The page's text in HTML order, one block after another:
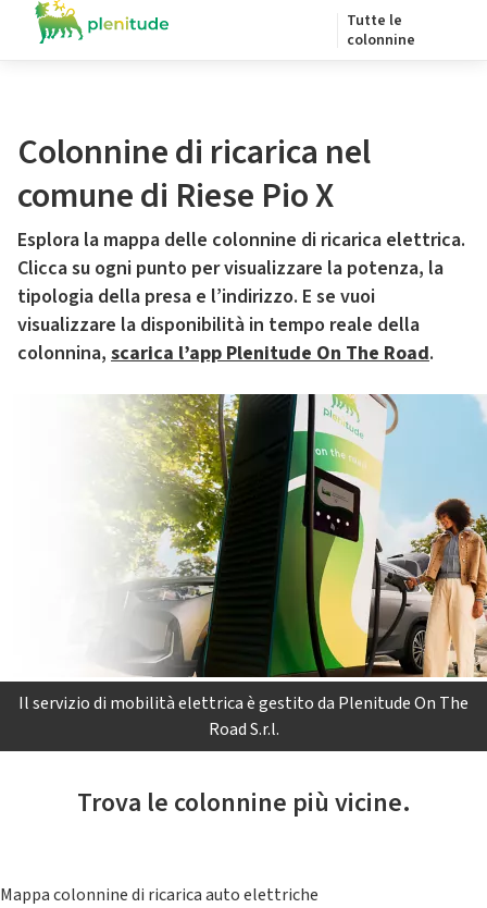
Tutte le
colonnine
Colonnine di ricarica nel
comune di Riese Pio X
Esplora la mappa delle colonnine di ricarica elettrica.
Clicca su ogni punto per visualizzare la potenza, la
tipologia della presa e l’indirizzo. E se vuoi
visualizzare la disponibilità in tempo reale della
colonnina, scarica l’app Plenitude On The Road.
Il servizio di mobilità elettrica è gestito da Plenitude On The
Road S.r.l.
Trova le colonnine più vicine.
Mappa colonnine di ricarica auto elettriche